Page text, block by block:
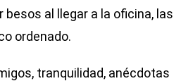
besos al llegar a la oficina, las
ordenado.
tranquilidad, anécdotas